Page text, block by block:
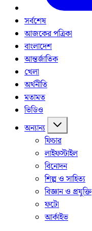
সর্বশেষ
আজকের পত্রিকা
বাংলাদেশ
আন্তর্জাতিক
খেলা
অর্থনীতি
মতামত
ভিডিও
অন্যান্য
ফিচার
লাইফস্টাইল
বিনোদন
শিল্প ও সাহিত্য
বিজ্ঞান ও প্রযুক্তি
ফটো
আর্কাইভ